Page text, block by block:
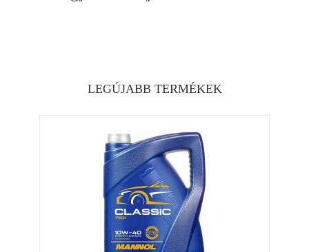
LEGÚJABB TERMÉKEK